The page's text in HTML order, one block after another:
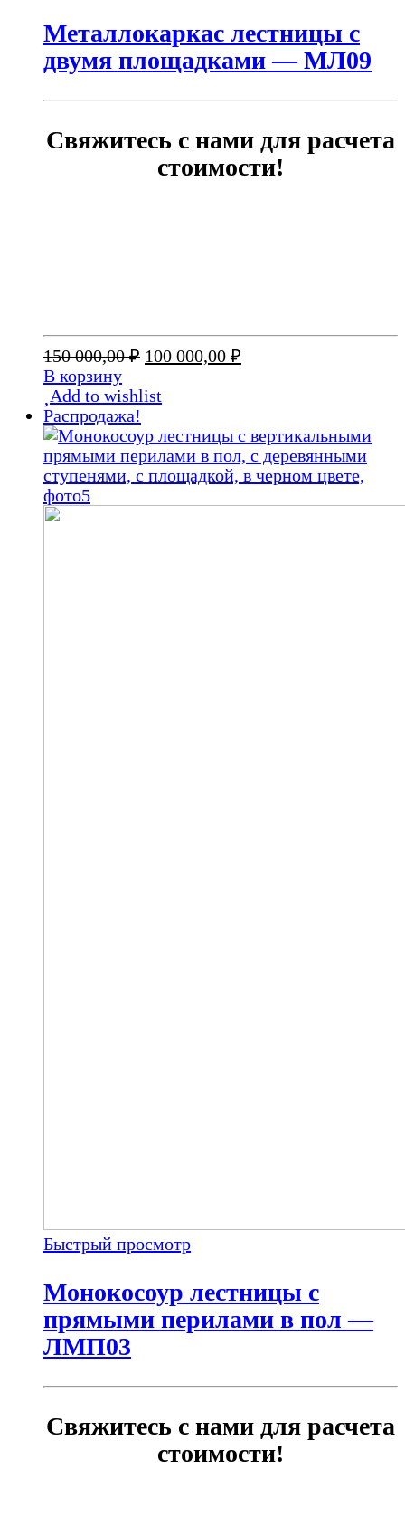
Металлокаркас лестницы с
двумя площадками — МЛ09
Свяжитесь с нами для расчета
стоимости!
150 000,00₽ Первоначальная
составляла
000,00 ₽.
100 000,00 ₽
В корзину
Add to wishlist
Распродажа!
Быстрый просмотр
Монокосоур лестницы с
прямыми перилами в пол —
ЛМП03
Свяжитесь с нами для расчета
стоимости!